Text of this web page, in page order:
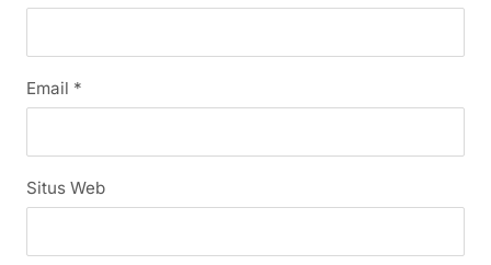
Email *
Situs Web